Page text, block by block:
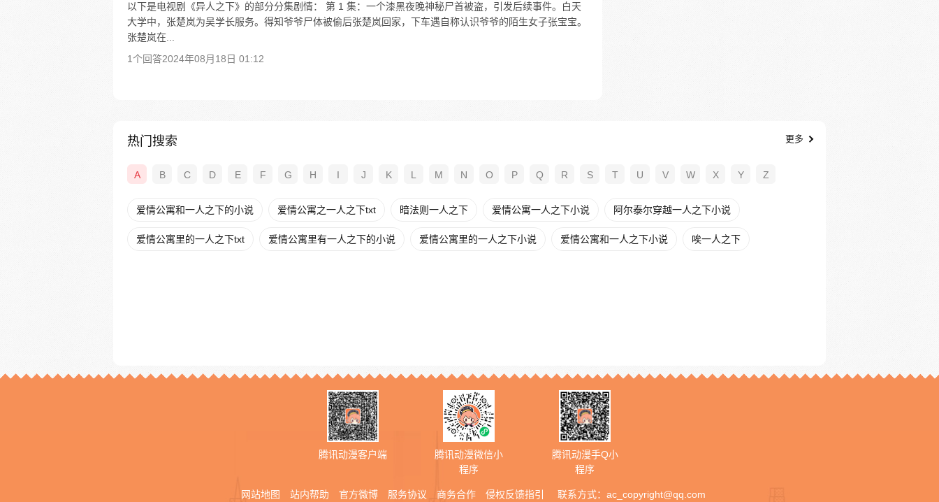
以下是电视剧《异人之下》的部分分集剧情： 第 1 集：一个漆黑夜晚神秘尸首被盗，引发后续事件。白天
大学中，张楚岚为吴学长服务。得知爷爷尸体被偷后张楚岚回家，下车遇自称认识爷爷的陌生女子张宝宝。
张楚岚在...
1个回答2024年08月18日 01:12
热门搜索 更多
A B C D E F G H I J K L M N O P Q R S T U V W X Y Z
爱情公寓和一人之下的小说 爱情公寓之一人之下txt 暗法则一人之下 爱情公寓一人之下小说 阿尔泰尔穿越一人之下小说
爱情公寓里的一人之下txt 爱情公寓里有一人之下的小说 爱情公寓里的一人之下小说 爱情公寓和一人之下小说 唉一人之下
腾讯动漫客户端
腾讯动漫微信小
程序
腾讯动漫手Q小
程序
网站地图 站内帮助 官方微博 服务协议 商务合作 侵权反馈指引 联系方式： ac_copyright@qq.com